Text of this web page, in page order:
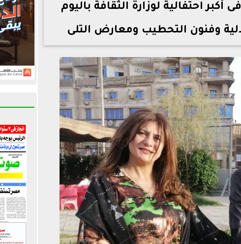
احتفالية لوزارة الثقافة باليوم
وفنون التحطيب ومعارض التلى